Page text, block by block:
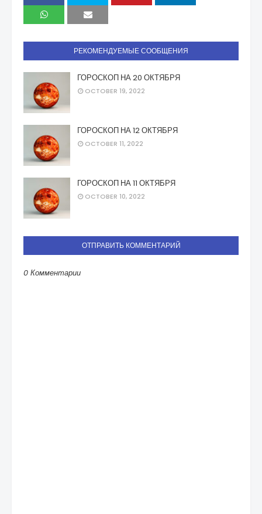
РЕКОМЕНДУЕМЫЕ СООБЩЕНИЯ
ГОРОСКОП НА 20 ОКТЯБРЯ
OCTOBER 19, 2022
ГОРОСКОП НА 12 ОКТЯБРЯ
OCTOBER 11, 2022
ГОРОСКОП НА 11 ОКТЯБРЯ
OCTOBER 10, 2022
ОТПРАВИТЬ КОММЕНТАРИЙ
0 Комментарии